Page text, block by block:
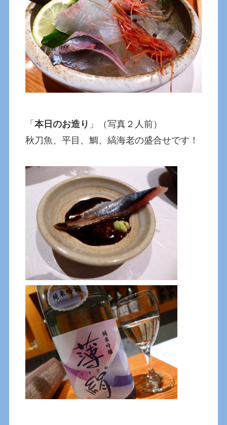
「本日のお造り 」（写真２人前）
秋刀魚、平目、鯛、縞海老の盛合せです！